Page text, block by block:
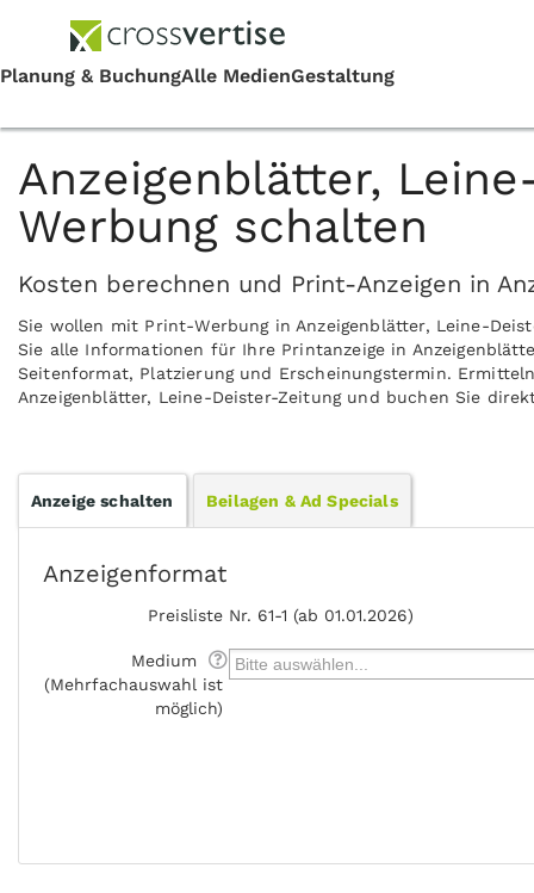
Anzeigenblätter,
Werbung schalten
Kosten berechnen und Print-Anzeigen in
Sie wollen mit Print-Werbung in Anzeigenblätter, Leine-
Sie alle Informationen für Ihre Printanzeige in
Seitenformat, Platzierung und Erscheinungstermin.
Anzeigenblätter, Leine-Deister-Zeitung und buchen Sie
Anzeige schalten Beilagen & Ad Specials
Anzeigenformat
Preisliste Nr. 61-1 (ab 01.01.2026)
Medium
(Mehrfachauswahl ist
möglich)